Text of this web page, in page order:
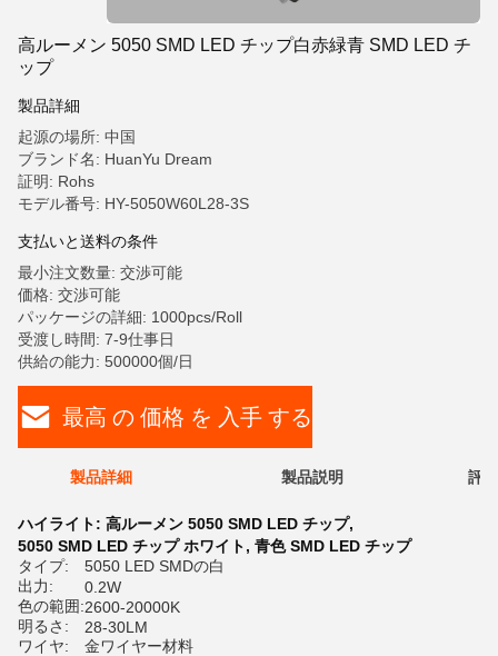
高ルーメン 5050 SMD LED チップ白赤緑青 SMD LED チ
ップ
製品詳細
起源の場所: 中国
ブランド名: HuanYu Dream
証明: Rohs
モデル番号: HY-5050W60L28-3S
支払いと送料の条件
最小注文数量: 交渉可能
価格: 交渉可能
パッケージの詳細: 1000pcs/Roll
受渡し時間: 7-9仕事日
供給の能力: 500000個/日
最高 の 価格 を 入手 する
製品詳細 製品説明 評
ハイライト: 高ルーメン 5050 SMD LED チップ,
5050 SMD LED チップ ホワイト, 青色 SMD LED チップ
タイプ:
5050 LED SMDの白
出力:
0.2W
色の範囲:2600-20000K
明るさ:
28-30LM
ワイヤ:
金ワイヤー材料